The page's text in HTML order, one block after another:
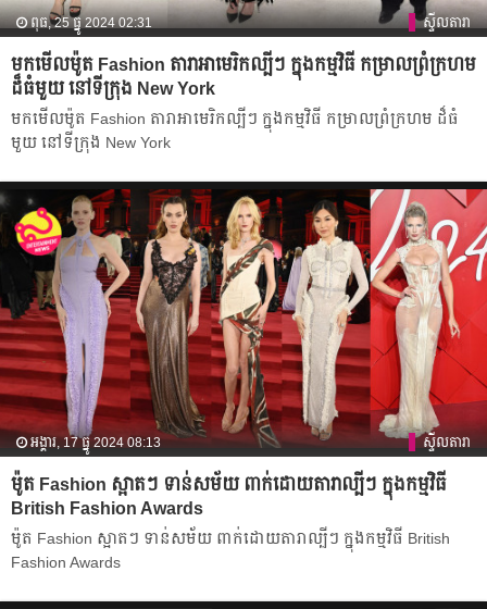
ពុធ, 25 ធ្នូ 2024 02:31 ស្ទីលតារា
មកមើលម៉ូត Fashion តារាអាមេរិកល្បីៗ ក្នុងកម្មវិធី កម្រាលព្រំក្រហម
ដ៏ធំមួយ​ នៅទីក្រុង New York
មកមើលម៉ូត Fashion តារាអាមេរិកល្បីៗ ក្នុងកម្មវិធី កម្រាលព្រំក្រហម ដ៏ធំ
មួយ​ នៅទីក្រុង New York
អង្គារ, 17 ធ្នូ 2024 08:13 ស្ទីលតារា
ម៉ូត Fashion ស្អាតៗ ទាន់សម័យ ពាក់ដោយតារាល្បីៗ ក្នុងកម្មវិធី
British Fashion Awards
ម៉ូត Fashion ស្អាតៗ ទាន់សម័យ ពាក់ដោយតារាល្បីៗ ក្នុងកម្មវិធី British
Fashion Awards